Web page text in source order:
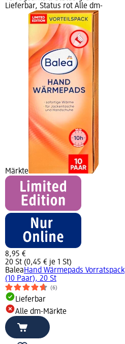
Lieferbar, Status rot Alle dm-
Märkte
8,95 €
20 St (0,45 € je 1 St)
BaleaHand Wärmepads Vorratspack
(10 Paar), 20 St
(6)
Lieferbar
Alle dm-Märkte